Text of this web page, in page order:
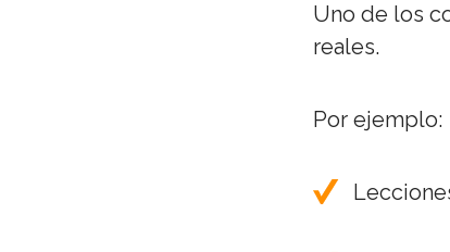
Uno de los
reales.
Por ejemplo: